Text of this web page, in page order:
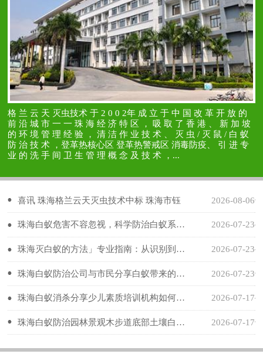
格 兰 云 天 灭虫技术 于 2 0 0 2年 成 立 于 中 国 改 革 开 放 的
前 沿 城 市 一 一 珠 海 经 济 特 区 ， 吸 取 了 香 港 、 新 加 坡
的 环 境 管 理 经 验 ， 清 洁 作 业 技 术 、 灭 虫 / 灭 鼠 / 白 蚁
防 治 技 术 ，登革热核心区 登革热警戒区 消毒防疫、 引 进 专
业 的 洗 手 间 卫 生 管 理 概 念 及 技 术 ，...
喜讯 珠海格兰云天灭虫技术中标 珠海市钰 2026-08-06
珠海白蚁危害不容忽视，科学防治白蚁系关
键
2026-07-23
珠海灭白蚁的方法」专业指南：从识别到优
质
2026-07-23
珠海白蚁防治公司与市民分享白蚁带来的危
害
2026-07-23
珠海白蚁消杀分享少儿素质培训机构如何守
护
2026-07-17
珠海白蚁防治园林景观木步道底部土壤白蚁 2026-07-17